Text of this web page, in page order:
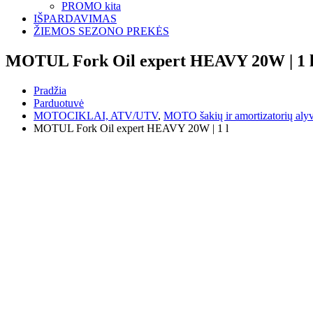
PROMO kita
IŠPARDAVIMAS
ŽIEMOS SEZONO PREKĖS
MOTUL Fork Oil expert HEAVY 20W | 1
Pradžia
Parduotuvė
MOTOCIKLAI, ATV/UTV, MOTO šakių ir amortizatorių
MOTUL Fork Oil expert HEAVY 20W | 1 l